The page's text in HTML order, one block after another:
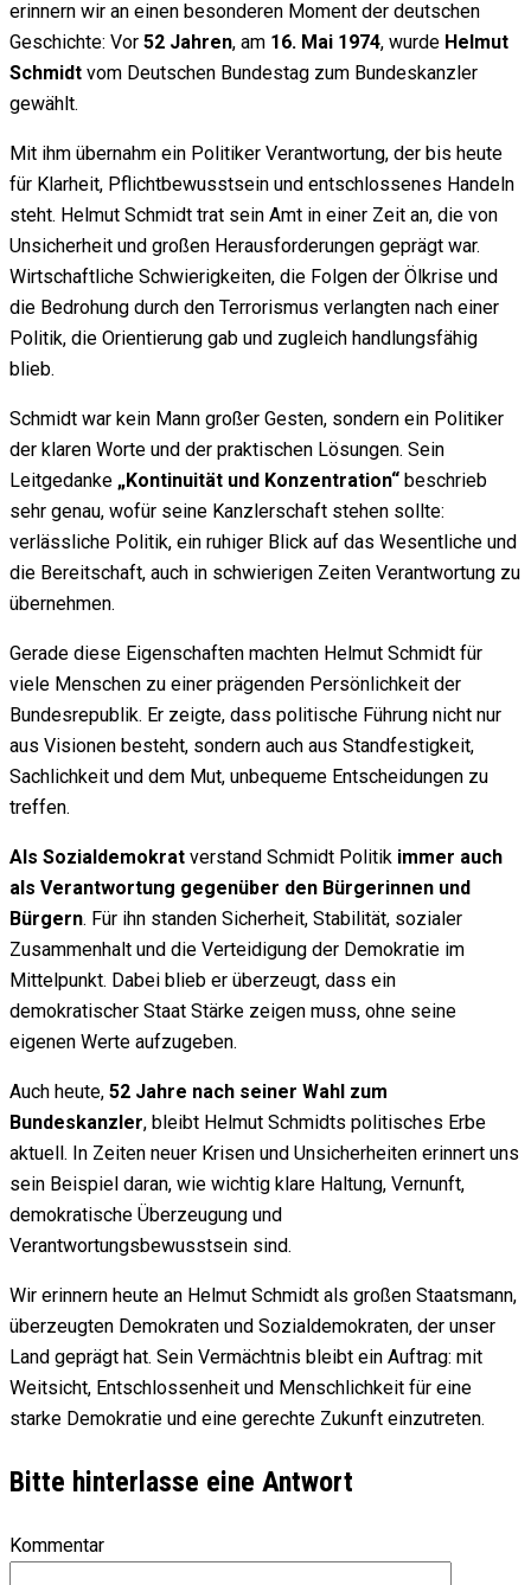
erinnern wir an einen besonderen Moment der deutschen
Geschichte: Vor 52 Jahren, am 16. Mai 1974, wurde Helmut
Schmidt vom Deutschen Bundestag zum Bundeskanzler
gewählt.
Mit ihm übernahm ein Politiker Verantwortung, der bis heute
für Klarheit, Pflichtbewusstsein und entschlossenes Handeln
steht. Helmut Schmidt trat sein Amt in einer Zeit an, die von
Unsicherheit und großen Herausforderungen geprägt war.
Wirtschaftliche Schwierigkeiten, die Folgen der Ölkrise und
die Bedrohung durch den Terrorismus verlangten nach einer
Politik, die Orientierung gab und zugleich handlungsfähig
blieb.
Schmidt war kein Mann großer Gesten, sondern ein Politiker
der klaren Worte und der praktischen Lösungen. Sein
Leitgedanke „Kontinuität und Konzentration“ beschrieb
sehr genau, wofür seine Kanzlerschaft stehen sollte:
verlässliche Politik, ein ruhiger Blick auf das Wesentliche und
die Bereitschaft, auch in schwierigen Zeiten Verantwortung zu
übernehmen.
Gerade diese Eigenschaften machten Helmut Schmidt für
viele Menschen zu einer prägenden Persönlichkeit der
Bundesrepublik. Er zeigte, dass politische Führung nicht nur
aus Visionen besteht, sondern auch aus Standfestigkeit,
Sachlichkeit und dem Mut, unbequeme Entscheidungen zu
treffen.
Als Sozialdemokrat verstand Schmidt Politik immer auch
als Verantwortung gegenüber den Bürgerinnen und
Bürgern. Für ihn standen Sicherheit, Stabilität, sozialer
Zusammenhalt und die Verteidigung der Demokratie im
Mittelpunkt. Dabei blieb er überzeugt, dass ein
demokratischer Staat Stärke zeigen muss, ohne seine
eigenen Werte aufzugeben.
Auch heute, 52 Jahre nach seiner Wahl zum
Bundeskanzler, bleibt Helmut Schmidts politisches Erbe
aktuell. In Zeiten neuer Krisen und Unsicherheiten erinnert uns
sein Beispiel daran, wie wichtig klare Haltung, Vernunft,
demokratische Überzeugung und
Verantwortungsbewusstsein sind.
Wir erinnern heute an Helmut Schmidt als großen Staatsmann,
überzeugten Demokraten und Sozialdemokraten, der unser
Land geprägt hat. Sein Vermächtnis bleibt ein Auftrag: mit
Weitsicht, Entschlossenheit und Menschlichkeit für eine
starke Demokratie und eine gerechte Zukunft einzutreten.
Bitte hinterlasse eine Antwort
Kommentar